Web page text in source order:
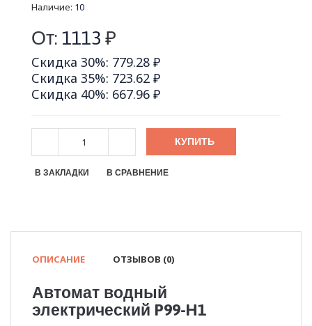
Наличие: 10
От: 1113 ₽
Скидка 30%: 779.28 ₽
Скидка 35%: 723.62 ₽
Скидка 40%: 667.96 ₽
КУПИТЬ
В ЗАКЛАДКИ В СРАВНЕНИЕ
ОПИСАНИЕ ОТЗЫВОВ (0)
Автомат водный
электрический P99-H1